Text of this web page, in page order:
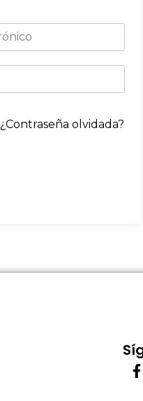
¿Contraseña olvidada?